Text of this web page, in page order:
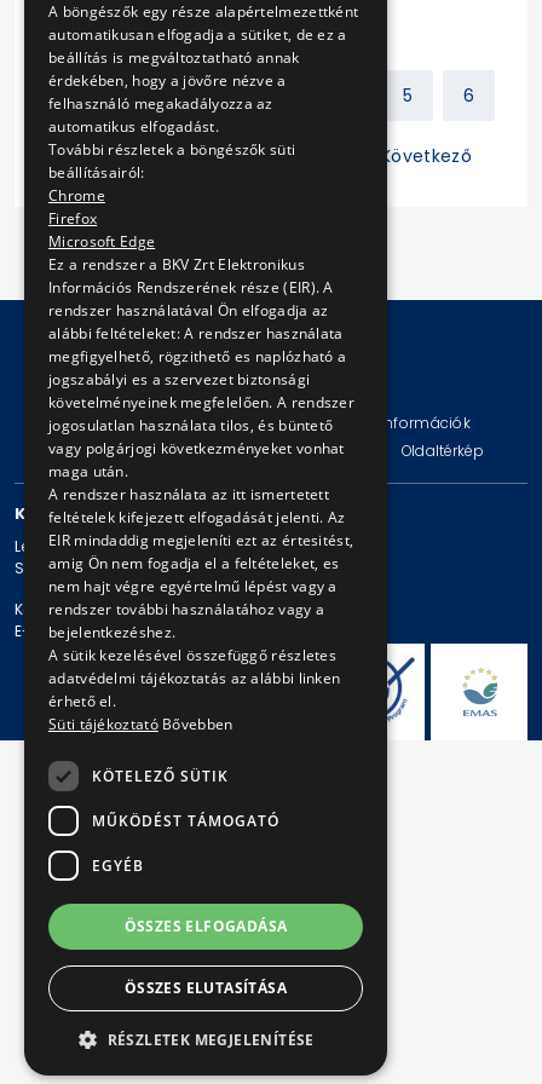
Előző 1 5 6
7 8 9 10 Következő
© Copyright 2026 BKV Zrt.
Impresszum Jogi nyilatkozat
Technikai információk
Adatvédelmi politika és tájékoztatások
Oldaltérkép
KAPCSOLAT
Levelezési cím: 1980 Budapest, Pf. 11.
Székhely: 1980 Budapest, Akácfa u. 15.
Központi telefonszám: + 36 1 461-65-00
E-mail cím: bkv@bkv.hu
A böngészők egy része alapértelmezettként
automatikusan elfogadja a sütiket, de ez a
beállítás is megváltoztatható annak
érdekében, hogy a jövőre nézve a
felhasználó megakadályozza az
automatikus elfogadást.
További részletek a böngészők süti
beállításairól:
Chrome
Firefox
Microsoft Edge
Ez a rendszer a BKV Zrt Elektronikus
Információs Rendszerének része (EIR). A
rendszer használatával Ön elfogadja az
alábbi feltételeket: A rendszer használata
megfigyelhető, rögzithető es naplózható a
jogszabályi es a szervezet biztonsági
követelményeinek megfelelően. A rendszer
jogosulatlan használata tilos, és büntető
vagy polgárjogi következményeket vonhat
maga után.
A rendszer használata az itt ismertetett
feltételek kifejezett elfogadását jelenti. Az
EIR mindaddig megjeleníti ezt az értesitést,
amig Ön nem fogadja el a feltételeket, es
nem hajt végre egyértelmű lépést vagy a
rendszer további használatához vagy a
bejelentkezéshez.
A sütik kezelésével összefüggő részletes
adatvédelmi tájékoztatás az alábbi linken
érhető el.
Süti tájékoztató Bővebben
KÖTELEZŐ SÜTIK
MŰKÖDÉST TÁMOGATÓ
EGYÉB
ÖSSZES ELFOGADÁSA
ÖSSZES ELUTASÍTÁSA
RÉSZLETEK MEGJELENÍTÉSE